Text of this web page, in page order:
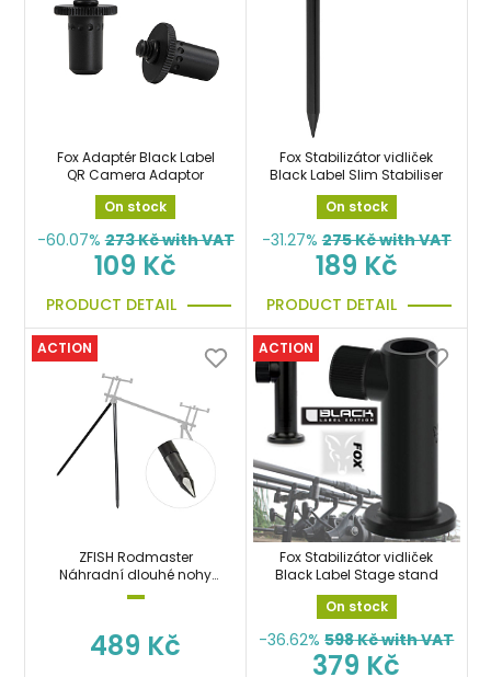
Fox Adaptér Black Label
QR Camera Adaptor
On stock
-60.07% 273Kč with VAT
109 Kč
PRODUCT DETAIL
Fox Stabilizátor vidliček
Black Label Slim Stabiliser
On stock
-31.27% 275Kč with VAT
189 Kč
PRODUCT DETAIL
ACTION
ZFISH Rodmaster
Náhradní dlouhé nohy
2ks
489 Kč
ACTION
Fox Stabilizátor vidliček
Black Label Stage stand
On stock
-36.62% 598Kč with VAT
379 Kč